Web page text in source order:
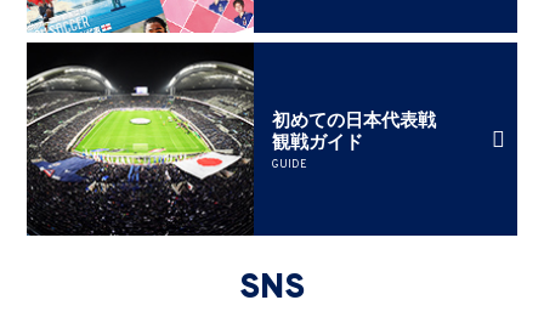
初めての日本代表戦
観戦ガイド
GUIDE
SNS